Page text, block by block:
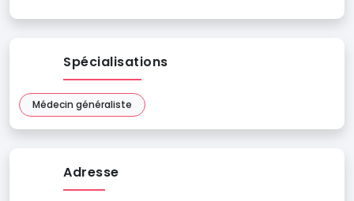
Spécialisations
Médecin généraliste
Adresse